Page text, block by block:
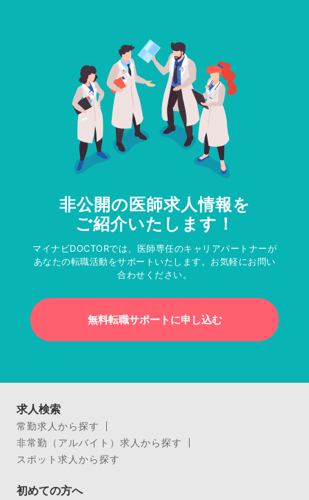
非公開の医師求人情報を
ご紹介いたします！
マイナビDOCTORでは、医師専任のキャリアパートナーが
あなたの転職活動をサポートいたします。お気軽にお問い
合わせください。
無料転職サポートに申し込む
求人検索
常勤求人から探す
非常勤（アルバイト）求人から探す
スポット求人から探す
初めての方へ